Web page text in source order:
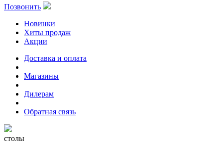
Позвонить
Новинки
Хиты продаж
Акции
Доставка и оплата
Магазины
Дилерам
Обратная связь
столы